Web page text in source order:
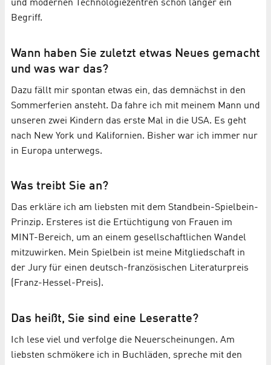
und modernen Technologiezentren schon länger ein
Begriff.
Wann haben Sie zuletzt etwas Neues gemacht
und was war das?
Dazu fällt mir spontan etwas ein, das demnächst in den
Sommerferien ansteht. Da fahre ich mit meinem Mann und
unseren zwei Kindern das erste Mal in die USA. Es geht
nach New York und Kalifornien. Bisher war ich immer nur
in Europa unterwegs.
Was treibt Sie an?
Das erkläre ich am liebsten mit dem Standbein-Spielbein-
Prinzip. Ersteres ist die Ertüchtigung von Frauen im
MINT-Bereich, um an einem gesellschaftlichen Wandel
mitzuwirken. Mein Spielbein ist meine Mitgliedschaft in
der Jury für einen deutsch-französischen Literaturpreis
(Franz-Hessel-Preis).
Das heißt, Sie sind eine Leseratte?
Ich lese viel und verfolge die Neuerscheinungen. Am
liebsten schmökere ich in Buchläden, spreche mit den